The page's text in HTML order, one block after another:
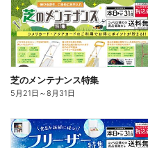
芝のメンテナンス特集
5月21日 ～8月31日